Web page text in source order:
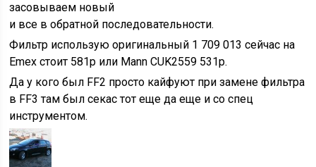
засовываем новый
и все в обратной последовательности.
Фильтр использую оригинальный 1 709 013 сейчас на
Emex стоит 581р или Mann CUK2559 531р.
Да у кого был FF2 просто кайфуют при замене фильтра
в FF3 там был секас тот еще да еще и со спец
инструментом.